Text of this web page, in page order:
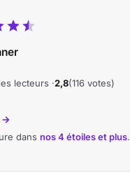
lecteurs ·2,8(116 votes)
→
dans nos 4 étoiles et plus.